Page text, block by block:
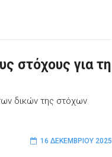
στόχους για τη
δικών της στόχων
16 ΔΕΚΕΜΒΡΊΟΥ 2025